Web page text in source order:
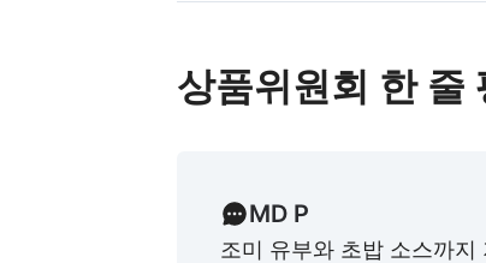
상품위원회 한 줄
MD P
조미 유부와 초밥 소스까